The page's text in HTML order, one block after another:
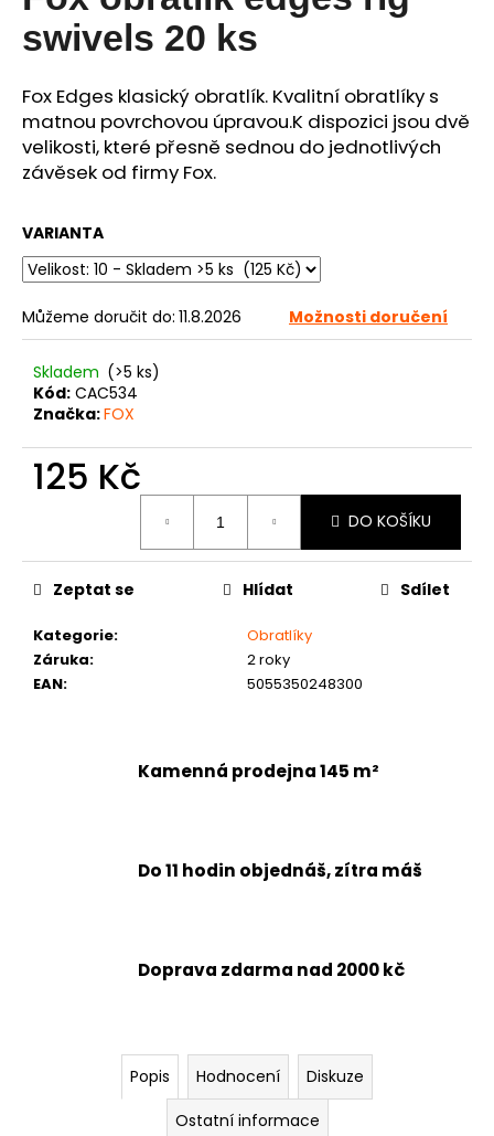
z
hvězdiček.
swivels 20 ks
Fox Edges klasický obratlík. Kvalitní obratlíky s
matnou povrchovou úpravou.K dispozici jsou dvě
velikosti, které přesně sednou do jednotlivých
závěsek od firmy Fox.
VARIANTA
Můžeme doručit do: 11.8.2026 Možnosti doručení
Skladem (>5 ks)
Kód: CAC534
Značka:FOX
125 Kč
DO KOŠÍKU
Kategorie:
Obratlíky
Záruka:
2 roky
EAN: 5055350248300
Zeptat se Hlídat Sdílet
Kamenná prodejna 145 m²
Do 11 hodin objednáš, zítra máš
Doprava zdarma nad 2000 kč
Popis Hodnocení
Diskuze
Ostatní informace
a
j
í
t
?
HLEDAT
o
p
o
r
u
m